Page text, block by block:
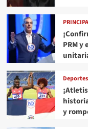
PRM y
Deportes
y